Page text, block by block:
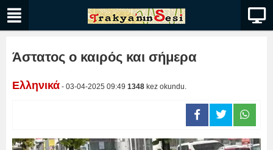
Άστατος ο καιρός και σήμερα
Ελληνικά - 03-04-2025 09:49 1348 kez okundu.